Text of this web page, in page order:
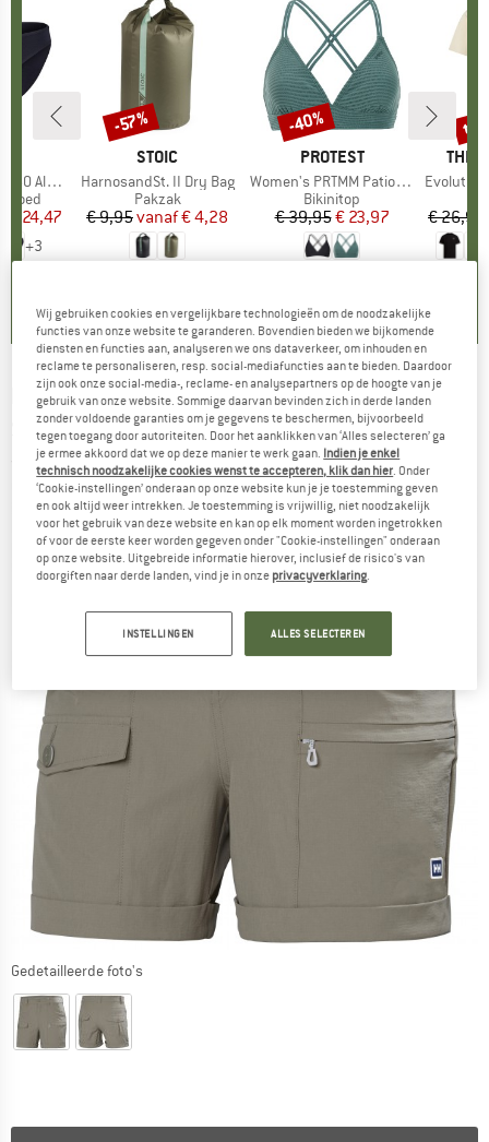
Brief
prijs
€ 24,47
+3
MERK
STOIC
Artikel
HarnosandSt. II Dry Bag
Productgroep
Pakzak
Prijs
€ 9,95 Verlaagde prijs
vanaf€ 4,28
Korting
-57%
MERK
PROTEST
Artikel
Women's PRTMM Patio Triangle
Productgroep
Bikinitop
Prijs
€ 39,95Verlaagde prijs
€ 23,97
Korting
-40%
MERK
THE
Artikel
Evolution
€ 26,95
tot
HELLY HANSEN -Women's Maridalen Shorts -
Short
(0)
Gedetailleerde foto's
Wij gebruiken cookies en vergelijkbare technologieën om de noodzakelijke
functies van onze website te garanderen. Bovendien bieden we bijkomende
diensten en functies aan, analyseren we ons dataverkeer, om inhouden en
reclame te personaliseren, resp. social-mediafuncties aan te bieden. Daardoor
zijn ook onze social-media-, reclame- en analysepartners op de hoogte van je
gebruik van onze website. Sommige daarvan bevinden zich in derde landen
zonder voldoende garanties om je gegevens te beschermen, bijvoorbeeld
tegen toegang door autoriteiten. Door het aanklikken van ‘Alles selecteren’ ga
je ermee akkoord dat we op deze manier te werk gaan. Indien je enkel
technisch noodzakelijke cookies wenst te accepteren, klik dan hier. Onder
‘Cookie-instellingen’ onderaan op onze website kun je je toestemming geven
en ook altijd weer intrekken. Je toestemming is vrijwillig, niet noodzakelijk
voor het gebruik van deze website en kan op elk moment worden ingetrokken
of voor de eerste keer worden gegeven onder "Cookie-instellingen" onderaan
op onze website. Uitgebreide informatie hierover, inclusief de risico's van
doorgiften naar derde landen, vind je in onze privacyverklaring.
INSTELLINGEN ALLES SELECTEREN